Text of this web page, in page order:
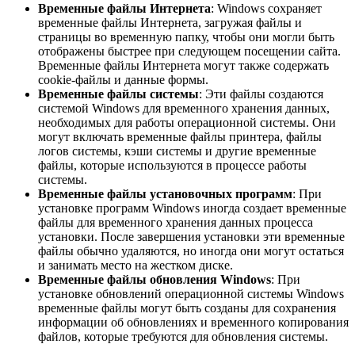
Временные файлы Интернета: Windows сохраняет
временные файлы Интернета, загружая файлы и
страницы во временную папку, чтобы они могли быть
отображены быстрее при следующем посещении сайта.
Временные файлы Интернета могут также содержать
cookie-файлы и данные формы.
Временные файлы системы: Эти файлы создаются
системой Windows для временного хранения данных,
необходимых для работы операционной системы. Они
могут включать временные файлы принтера, файлы
логов системы, кэши системы и другие временные
файлы, которые используются в процессе работы
системы.
Временные файлы установочных программ: При
установке программ Windows иногда создает временные
файлы для временного хранения данных процесса
установки. После завершения установки эти временные
файлы обычно удаляются, но иногда они могут остаться
и занимать место на жестком диске.
Временные файлы обновления Windows: При
установке обновлений операционной системы Windows
временные файлы могут быть созданы для сохранения
информации об обновлениях и временного копирования
файлов, которые требуются для обновления системы.